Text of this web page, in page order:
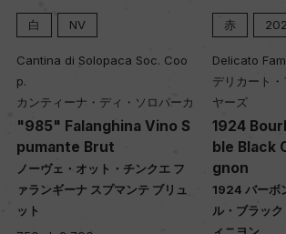
白 NV
Cantina di Solopaca Soc. Coo
p.
カンティーナ・ディ・ソロパーカ
"985" Falanghina Vino S
pumante Brut
ノーヴェ・オット・チンクエ フ
ァランギーナ スプマンテ ブリュ
ット
赤
Delicato
デリカート
ヤーズ
1924
ble Black
gnon
1924 バーボ
ル・ブラッ